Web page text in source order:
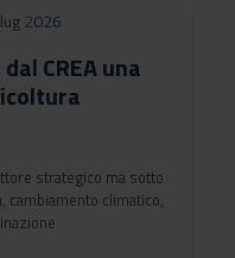
2026
CREA una
strategico ma sotto
cambiamento climatico,